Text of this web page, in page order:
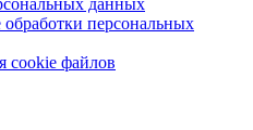
данных
персональных
cookie файлов